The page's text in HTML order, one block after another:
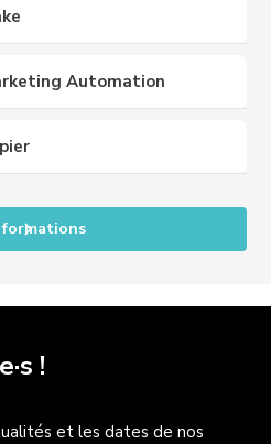
Automation
formations
!
et les dates de nos